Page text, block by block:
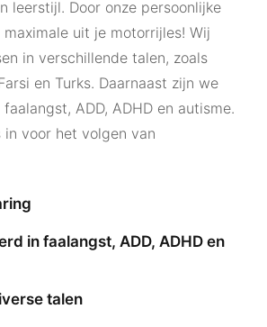
leerstijl. Door onze persoonlijke
uit je motorrijles! Wij
in verschillende talen, zoals
en Turks. Daarnaast zijn we
ADD, ADHD en autisme.
voor het volgen van
in faalangst, ADD, ADHD en
talen